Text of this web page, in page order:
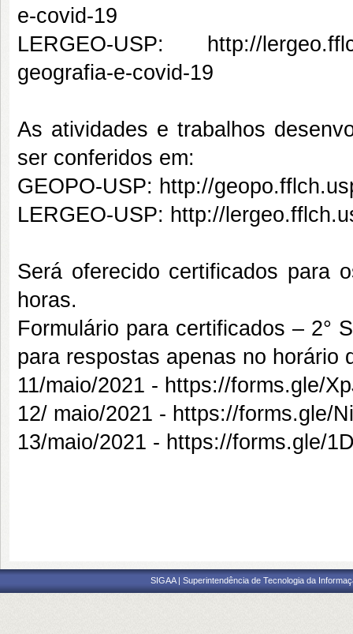
e-covid-19
LERGEO-USP:
http://
geografia-e-covid-19
As atividades e trabalhos
ser conferidos em:
GEOPO-USP: http://
LERGEO-USP: http://
Será oferecido certificados para
horas.
Formulário para certificados – 2°
para respostas apenas no horário
11/maio/2021 - https://forms.gle/
12/ maio/2021 - https://forms.gle/
13/maio/2021 - https://forms.gle/
SIGAA | Superintendência de Tecnologia da